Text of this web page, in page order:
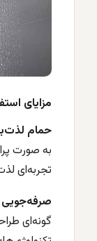
مزایای
حمام
به صورت
تجربه‌ای
گونه‌ای